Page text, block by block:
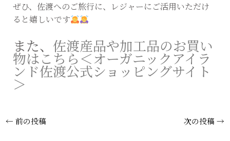
ぜひ、佐渡へのご旅行に、レジャーにご活用いただけ
ると嬉しいです
また、 佐渡産品や加工品のお買い
物はこちら＜オーガニックアイラ
ンド佐渡公式ショッピングサイト
＞
← 前の投稿 次の投稿→